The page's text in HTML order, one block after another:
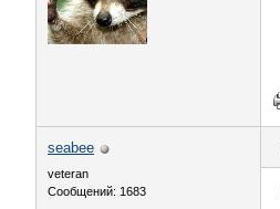
seabee
veteran
Сообщений: 1683